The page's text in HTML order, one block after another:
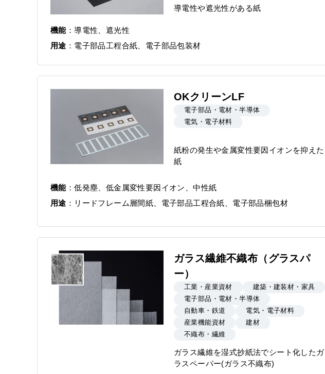
導電性や遮光性がある紙
機能
導電性、遮光性
用途
電子部品工程合紙、電子部品包装材
OKクリーンLF
電子部品・電材・半導体
電気・電子材料
紙粉の発生や金属変性要因イオンを抑えた
紙
機能
低発塵、低金属変性要因イオン、中性紙
用途
リードフレーム層間紙、電子部品工程合紙、電子部品梱包材
ガラス繊維不織布（グラスパ
ー）
工業・産業資材
建築・建装材・家具
電子部品・電材・半導体
自動車・鉄道
電気・電子材料
産業機能資材
建材
不織布・繊維
ガラス繊維を湿式抄紙法でシート化したガ
ラスペーパー(ガラス不織布)